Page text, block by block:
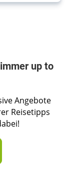
up to
Angebote
Reisetipps